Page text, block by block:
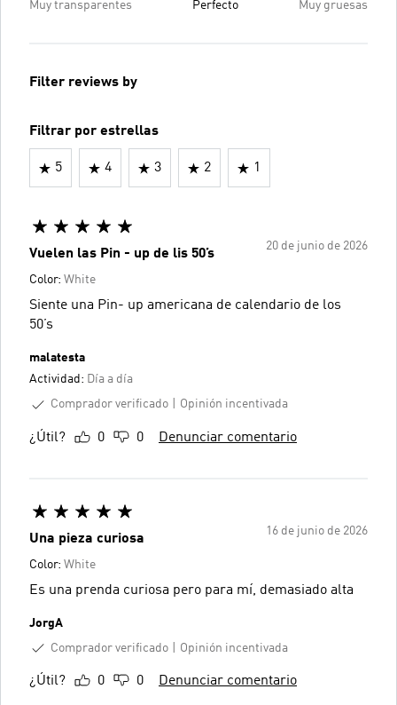
Muy transparentes Perfecto Muy gruesas
Filter reviews by
Filtrar por estrellas
5 4 3 2 1
20 de junio de 2026
Vuelen las Pin - up de lis 50’s
Color: White
Siente una Pin- up americana de calendario de los
50’s
malatesta
Actividad: Día a día
Comprador verificado
Opinión incentivada
¿Útil? 0 0 Denunciar comentario
16 de junio de 2026
Una pieza curiosa
Color: White
Es una prenda curiosa pero para mí, demasiado alta
JorgA
Comprador verificado
Opinión incentivada
¿Útil? 0 0 Denunciar comentario